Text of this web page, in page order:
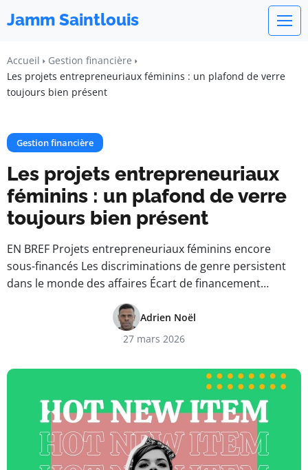
Jamm Saintlouis
Accueil
Gestion financière
Les projets entrepreneuriaux féminins : un plafond de verre
toujours bien présent
Gestion financière
Les projets entrepreneuriaux
féminins : un plafond de verre
toujours bien présent
EN BREF Projets entrepreneuriaux féminins encore
sous-financés Les discriminations de genre persistent
dans le monde des affaires Écart de financement…
Adrien Noël
27 mars 2026